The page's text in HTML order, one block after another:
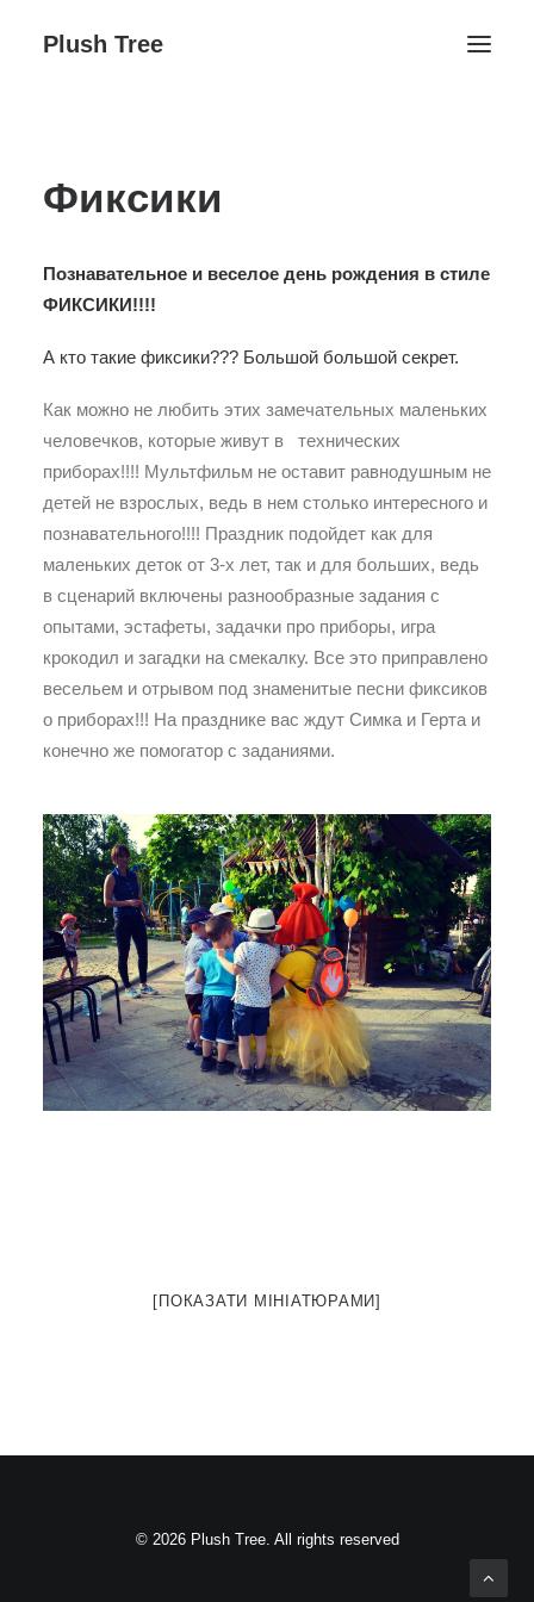
Plush Tree
Контакти
Галерея ↓
Плюшеве Життя
Поиск
Фиксики
Познавательное и веселое день рождения в стиле
ФИКСИКИ!!!!
А кто такие фиксики??? Большой большой секрет.
Как можно не любить этих замечательных маленьких
человечков, которые живут в технических
приборах!!!! Мультфильм не оставит равнодушным не
детей не взрослых, ведь в нем столько интересного и
познавательного!!!! Праздник подойдет как для
маленьких деток от 3-х лет, так и для больших, ведь
в сценарий включены разнообразные задания с
опытами, эстафеты, задачки про приборы, игра
крокодил и загадки на смекалку. Все это приправлено
весельем и отрывом под знаменитые песни фиксиков
о приборах!!! На празднике вас ждут Симка и Герта и
конечно же помогатор с заданиями.
[ПОКАЗАТИ МІНІАТЮРАМИ]
© 2026 Plush Tree. All rights reserved